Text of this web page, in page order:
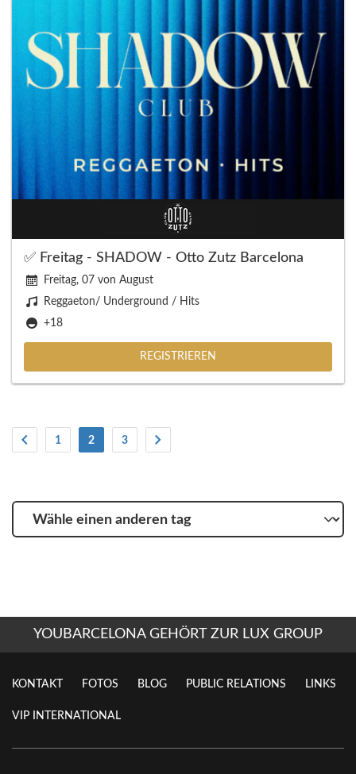
✅ Freitag - SHADOW - Otto Zutz Barcelona
Freitag, 07 von August
Reggaeton/ Underground / Hits
+18
REGISTRIEREN
1 2(Strom)
3
Wähle
einen
YOUBARCELONA GEHÖRT ZUR LUX GROUP
KONTAKT FOTOS BLOG PUBLIC RELATIONS LINKS
VIP INTERNATIONAL